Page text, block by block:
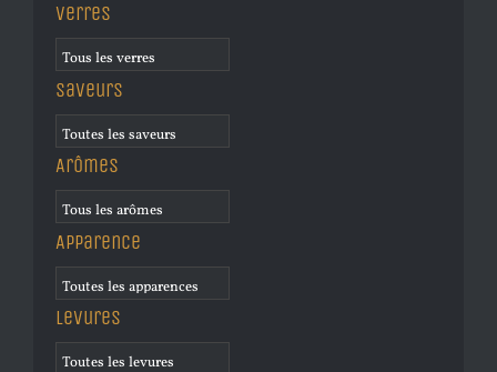
Verres
Saveurs
Arômes
Apparence
Levures